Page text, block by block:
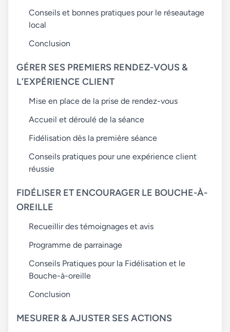
Conseils et bonnes pratiques pour le réseautage
local
Conclusion
GÉRER SES PREMIERS RENDEZ-VOUS &
L’EXPÉRIENCE CLIENT
Mise en place de la prise de rendez-vous
Accueil et déroulé de la séance
Fidélisation dès la première séance
Conseils pratiques pour une expérience client
réussie
FIDÉLISER ET ENCOURAGER LE BOUCHE-À-
OREILLE
Recueillir des témoignages et avis
Programme de parrainage
Conseils Pratiques pour la Fidélisation et le
Bouche-à-oreille
Conclusion
MESURER & AJUSTER SES ACTIONS